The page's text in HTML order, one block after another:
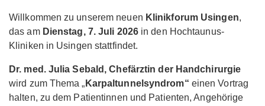
Willkommen zu unserem neuen Klinikforum Usingen,
das am Dienstag, 7. Juli 2026 in den Hochtaunus-
Kliniken in Usingen stattfindet.
Dr. med. Julia Sebald, Chefärztin der Handchirurgie
wird zum Thema „ Karpaltunnelsyndrom“ einen Vortrag
halten, zu dem Patientinnen und Patienten, Angehörige